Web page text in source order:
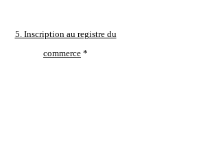
5. Inscription au registre du
commerce *